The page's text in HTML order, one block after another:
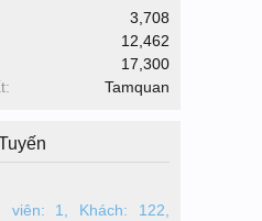
3,708
12,462
17,300
Tamquan
viên: 1, Khách: 122,